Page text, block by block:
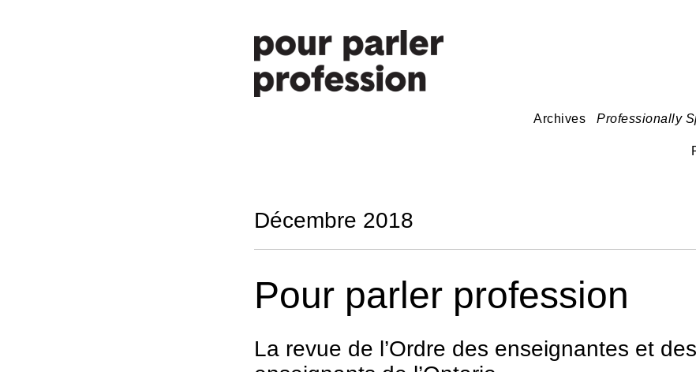
Archives Professionally
Décembre 2018
Pour parler profession
La revue de l’Ordre des enseignantes et des